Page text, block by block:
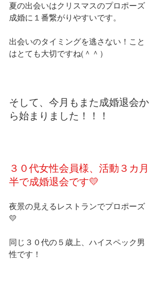
夏の出会いはクリスマスのプロポーズ
成婚に１番繋がりやすいです。
出会いのタイミングを逃さない！こと
はとても大切ですね(＾＾）
そして、今月もまた成婚退会か
ら始まりました！！！
３０代女性会員様、活動３カ月
半で成婚退会です💛
夜景の見えるレストランでプロポーズ
💛
同じ３０代の５歳上、ハイスペック男
性です！